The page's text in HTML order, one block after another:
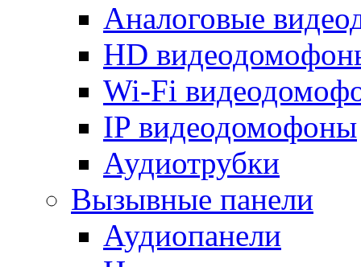
Аналоговые
HD
Wi-Fi
IP видеодомофоны
Аудиотрубки
Вызывные панели
Аудиопанели